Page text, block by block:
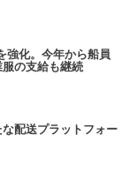
強化。今年から船員
の支給も継続
配送プラットフォー